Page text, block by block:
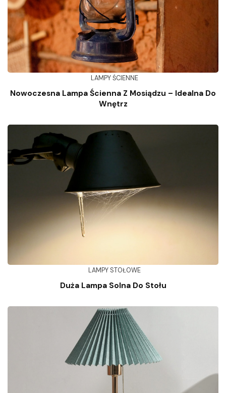
LAMPY ŚCIENNE
Nowoczesna Lampa Ścienna Z Mosiądzu – Idealna Do
Wnętrz
LAMPY STOŁOWE
Duża Lampa Solna Do Stołu